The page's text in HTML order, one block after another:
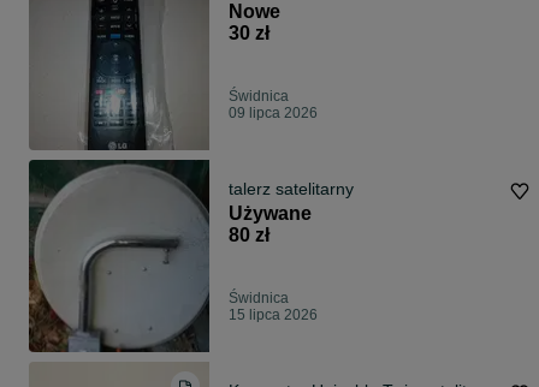
Nowe
30 zł
Świdnica
09 lipca 2026
talerz satelitarny
Używane
80 zł
Świdnica
15 lipca 2026